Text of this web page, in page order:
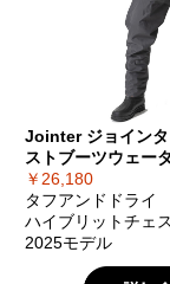
Jointer ジョイン
ストブーツウェー
￥26,180
タフアンドドライ
ハイブリットチェ
2025モデル